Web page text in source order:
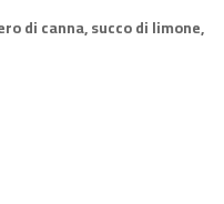
di canna, succo di limone,